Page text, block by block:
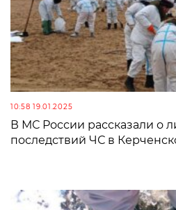
10:58 19.01.2025
В МС России рассказали о
последствий ЧС в